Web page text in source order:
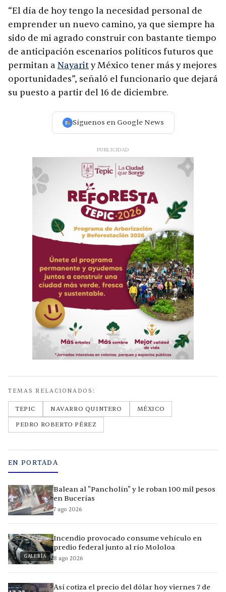
“El día de hoy tengo la necesidad personal de
emprender un nuevo camino, ya que siempre ha
sido de mi agrado construir con bastante tiempo
de anticipación escenarios políticos futuros que
permitan a Nayarity México tener más y mejores
oportunidades”, señaló el funcionario que dejará
su puesto a partir del 16 de diciembre.
Síguenos en Google News
PUBLICIDAD
TEMAS RELACIONADOS:
TEPIC NAVARRO QUINTERO
MÉXICO
PEDRO ROBERTO PÉREZ
EN PORTADA
Balean al "Pancholín" y le roban 100 mil pesos
en Bucerías
7 ago 2026
GALERÍA
Incendio provocado consume vehículo en
predio federal junto al río Mololoa
8 ago 2026
Así cotiza el precio del dólar hoy viernes 7 de